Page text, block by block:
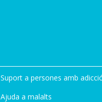
Suport a persones amb
Ajuda a malalts